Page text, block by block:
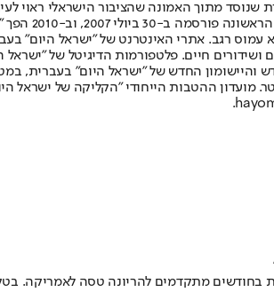
שנוסד מתוך האמונה שהציבור הישראלי ראוי
תשלום.
ושידורים חיים. פלטפורמות הדיגיטל של
החדש והיישומון החדש של "ישראל היום"
מועדון ההטבות הייחודי "הקליקה של ישראל
בחודשים מתקדמים להריונה טסה לאמריקה.